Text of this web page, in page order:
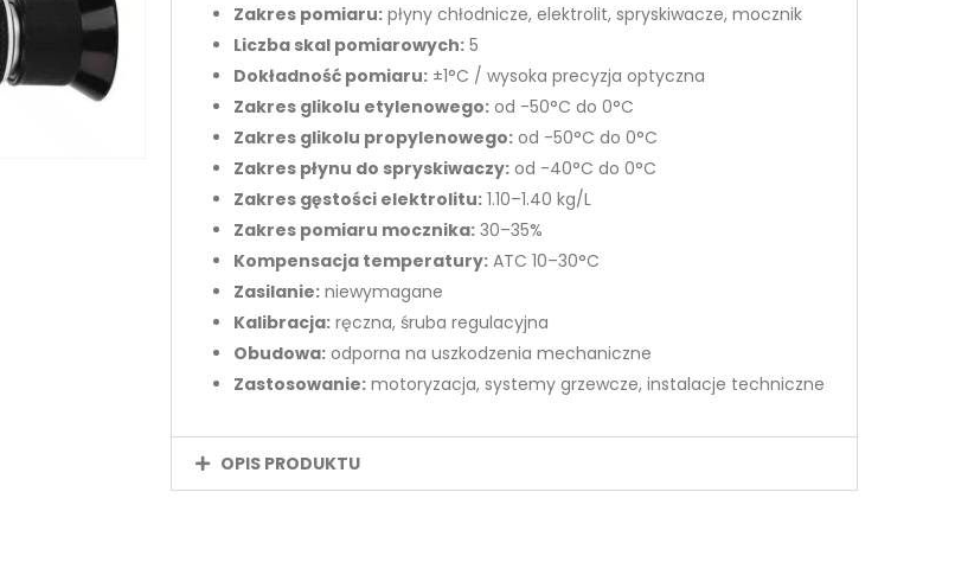
Zakres pomiaru: płyny chłodnicze, elektrolit, spryskiwacze, mocznik
Liczba skal pomiarowych: 5
Dokładność pomiaru: ±1°C / wysoka precyzja optyczna
Zakres glikolu etylenowego: od -50°C do 0°C
Zakres glikolu propylenowego: od -50°C do 0°C
Zakres płynu do spryskiwaczy: od -40°C do 0°C
Zakres gęstości elektrolitu: 1.10–1.40 kg/L
Zakres pomiaru mocznika: 30–35%
Kompensacja temperatury: ATC 10–30°C
Zasilanie: niewymagane
Kalibracja: ręczna, śruba regulacyjna
Obudowa: odporna na uszkodzenia mechaniczne
Zastosowanie: motoryzacja, systemy grzewcze, instalacje techniczne
OPIS PRODUKTU